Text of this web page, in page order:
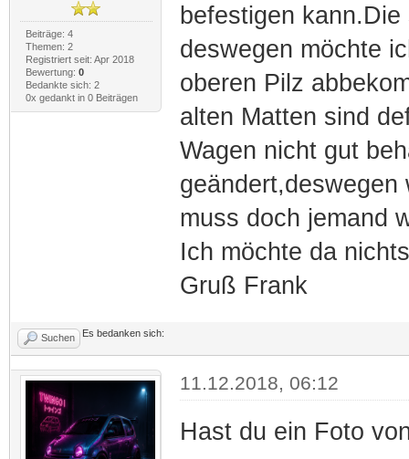
Beiträge: 4
Themen: 2
Registriert seit: Apr 2018
Bewertung: 0
Bedankte sich: 2
0x gedankt in 0 Beiträgen
befestigen
deswegen möchte
oberen Pilz
alten Matten sind
Wagen nicht gut
muss doch jemand
Ich möchte da
Gruß Frank
Suchen Es bedanken sich:
11.12.2018, 06:12
Hast du ein Foto